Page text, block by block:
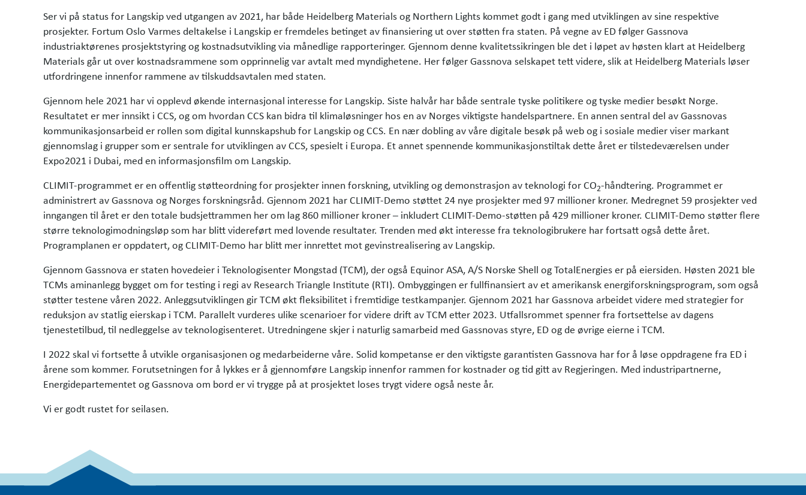
Ser vi på status for Langskip ved utgangen av 2021, har både Heidelberg Materials og Northern Lights kommet godt i gang med utviklingen av sine respektive
prosjekter. Fortum Oslo Varmes deltakelse i Langskip er fremdeles betinget av finansiering ut over støtten fra staten. På vegne av ED følger Gassnova
industriaktørenes prosjektstyring og kostnadsutvikling via månedlige rapporteringer. Gjennom denne kvalitetssikringen ble det i løpet av høsten klart at Heidelberg
Materials går ut over kostnadsrammene som opprinnelig var avtalt med myndighetene. Her følger Gassnova selskapet tett videre, slik at Heidelberg Materials løser
utfordringene innenfor rammene av tilskuddsavtalen med staten.
Gjennom hele 2021 har vi opplevd økende internasjonal interesse for Langskip. Siste halvår har både sentrale tyske politikere og tyske medier besøkt Norge.
Resultatet er mer innsikt i CCS, og om hvordan CCS kan bidra til klimaløsninger hos en av Norges viktigste handelspartnere. En annen sentral del av Gassnovas
kommunikasjonsarbeid er rollen som digital kunnskapshub for Langskip og CCS. En nær dobling av våre digitale besøk på web og i sosiale medier viser markant
gjennomslag i grupper som er sentrale for utviklingen av CCS, spesielt i Europa. Et annet spennende kommunikasjonstiltak dette året er tilstedeværelsen under
Expo2021 i Dubai, med en informasjonsfilm om Langskip.
CLIMIT-programmet er en offentlig støtteordning for prosjekter innen forskning, utvikling og demonstrasjon av teknologi for CO2-håndtering. Programmet er
administrert av Gassnova og Norges forskningsråd. Gjennom 2021 har CLIMIT-Demo støttet 24 nye prosjekter med 97 millioner kroner. Medregnet 59 prosjekter ved
inngangen til året er den totale budsjettrammen her om lag 860 millioner kroner – inkludert CLIMIT-Demo-støtten på 429 millioner kroner. CLIMIT-Demo støtter flere
større teknologimodningsløp som har blitt videreført med lovende resultater. Trenden med økt interesse fra teknologibrukere har fortsatt også dette året.
Programplanen er oppdatert, og CLIMIT-Demo har blitt mer innrettet mot gevinstrealisering av Langskip.
Gjennom Gassnova er staten hovedeier i Teknologisenter Mongstad (TCM), der også Equinor ASA, A/S Norske Shell og TotalEnergies er på eiersiden. Høsten 2021 ble
TCMs aminanlegg bygget om for testing i regi av Research Triangle Institute (RTI). Ombyggingen er fullfinansiert av et amerikansk energiforskningsprogram, som også
støtter testene våren 2022. Anleggsutviklingen gir TCM økt fleksibilitet i fremtidige testkampanjer. Gjennom 2021 har Gassnova arbeidet videre med strategier for
reduksjon av statlig eierskap i TCM. Parallelt vurderes ulike scenarioer for videre drift av TCM etter 2023. Utfallsrommet spenner fra fortsettelse av dagens
tjenestetilbud, til nedleggelse av teknologisenteret. Utredningene skjer i naturlig samarbeid med Gassnovas styre, ED og de øvrige eierne i TCM.
I 2022 skal vi fortsette å utvikle organisasjonen og medarbeiderne våre. Solid kompetanse er den viktigste garantisten Gassnova har for å løse oppdragene fra ED i
årene som kommer. Forutsetningen for å lykkes er å gjennomføre Langskip innenfor rammen for kostnader og tid gitt av Regjeringen. Med industripartnerne,
Energidepartementet og Gassnova om bord er vi trygge på at prosjektet loses trygt videre også neste år.
Vi er godt rustet for seilasen.